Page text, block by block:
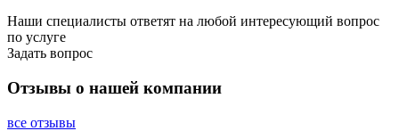
Наши специалисты ответят на любой интересующий вопрос
по услуге
Задать вопрос
Отзывы о нашей компании
все отзывы